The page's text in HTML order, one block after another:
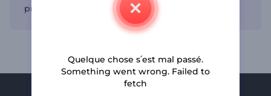
professionnels.
Quelque chose s՛est mal passé.
Something went wrong. Failed to
fetch